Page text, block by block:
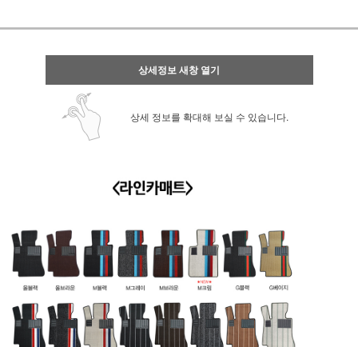
상세정보 새창 열기
상세 정보를 확대해 보실 수 있습니다.